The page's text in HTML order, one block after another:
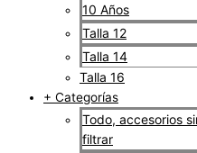
10 Años
Talla 12
Talla 14
Talla 16
+ Categorías
Todo, accesorios
filtrar